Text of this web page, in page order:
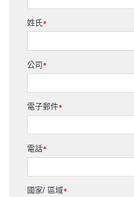
*
姓氏
*
公司
*
電子郵件
*
電話
*
國家/ 區域